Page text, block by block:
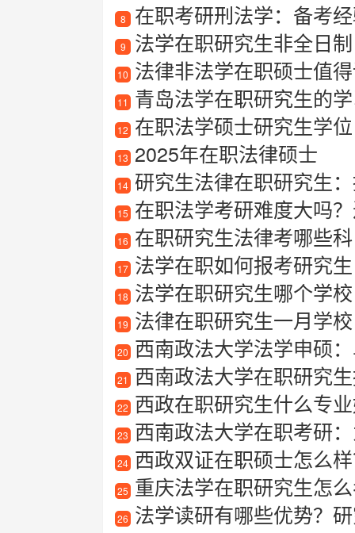
8 在职考研刑法学：备考
9 法学在职研究生非全日制
10 法律非法学在职硕士值
11 青岛法学在职研究生的
12 在职法学硕士研究生学位
13 2025年在职法律硕士
14 研究生法律在职研究生
15 在职法学考研难度大吗
16 在职研究生法律考哪些
17 法学在职如何报考研究生
18 法学在职研究生哪个学校
19 法律在职研究生一月学校
20 西南政法大学法学申硕
21 西南政法大学在职研究
22 西政在职研究生什么专
23 西南政法大学在职考研
24 西政双证在职硕士怎么样
25 重庆法学在职研究生怎
26 法学读研有哪些优势？